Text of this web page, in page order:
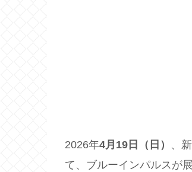
2026年4月19日（日） 、
て、ブルーインパルスが